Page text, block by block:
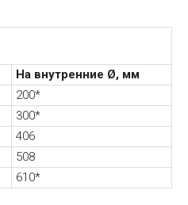
На внутренние Ø, мм
200*
300*
406
508
610*